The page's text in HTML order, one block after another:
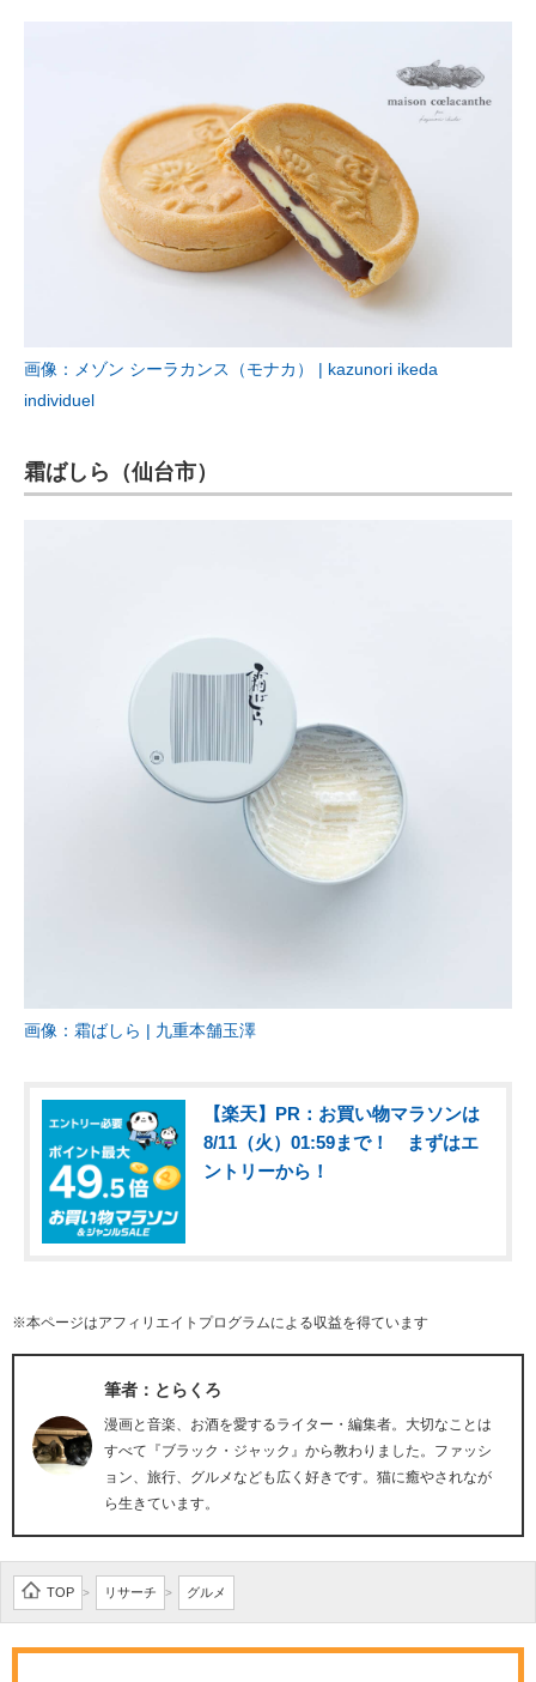
画像：メゾン シーラカンス（モナカ） | kazunori ikeda
individuel
霜ばしら（仙台市）
画像：霜ばしら | 九重本舗玉澤
【楽天】PR：お買い物マラソンは
8/11（火）01:59まで！ まずはエ
ントリーから！
※本ページはアフィリエイトプログラムによる収益を得ています
筆者：とらくろ
漫画と音楽、お酒を愛するライター・編集者。大切なことは
すべて『ブラック・ジャック』から教わりました。ファッシ
ョン、旅行、グルメなども広く好きです。猫に癒やされなが
ら生きています。
TOP > リサーチ > グルメ